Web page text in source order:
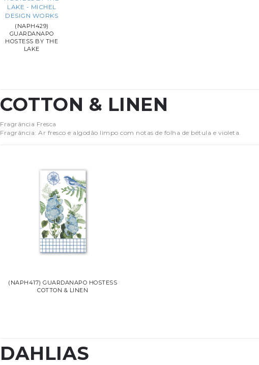
(NAPH429)
GUARDANAPO
HOSTESS BY THE
LAKE
COTTON & LINEN
Fragrância Fresca
Fragrância: Ar fresco e algodão limpo com notas de folha de bétula e violeta.
(NAPH417) GUARDANAPO HOSTESS
COTTON & LINEN
DAHLIAS